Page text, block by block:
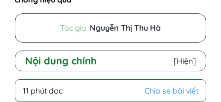
Tác giả: Nguyễn Thị Thu Hà
Nội dung chính [Hiện]
I - Tìm hiểu bệnh viêm da cơ địa cấp tính là
gì?
11 phút đọc Chia sẻ bài viết